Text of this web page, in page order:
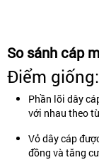
So sánh cáp
Điểm giống:
Phần lõi dây
với nhau theo
Vỏ dây cáp
đồng và tăng